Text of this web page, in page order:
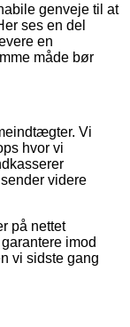
genveje til at
ses en del
en
måde bør
Vi
hvor vi
videre
på nettet
imod
vi sidste gang